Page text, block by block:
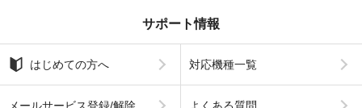
サポート情報
はじめての方へ 対応機種一覧